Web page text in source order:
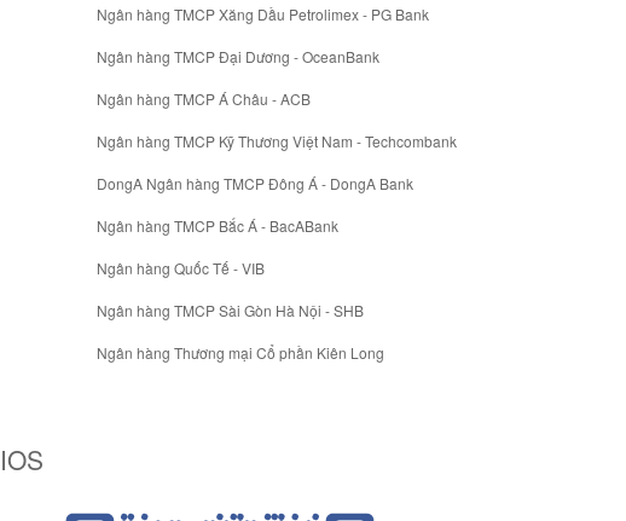
Ngân hàng TMCP Xăng Dầu Petrolimex - PG Bank
Ngân hàng TMCP Đại Dương - OceanBank
Ngân hàng TMCP Á Châu - ACB
Ngân hàng TMCP Kỹ Thương Việt Nam - Techcombank
DongA Ngân hàng TMCP Đông Á - DongA Bank
Ngân hàng TMCP Bắc Á - BacABank
Ngân hàng Quốc Tế - VIB
Ngân hàng TMCP Sài Gòn Hà Nội - SHB
Ngân hàng Thương mại Cổ phần Kiên Long